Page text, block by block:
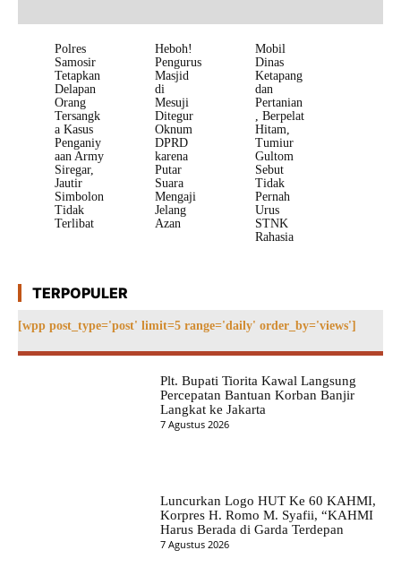
Polres
Samosir
Tetapkan
Delapan
Orang
Tersangk
a Kasus
Penganiy
aan Army
Siregar,
Jautir
Simbolon
Tidak
Terlibat
Heboh!
Pengurus
Masjid
di
Mesuji
Ditegur
Oknum
DPRD
karena
Putar
Suara
Mengaji
Jelang
Azan
Mobil
Dinas
Ketapang
dan
Pertanian
, Berpelat
Hitam,
Tumiur
Gultom
Sebut
Tidak
Pernah
Urus
STNK
Rahasia
TERPOPULER
[wpp post_type='post' limit=5 range='daily' order_by='views']
Plt. Bupati Tiorita Kawal Langsung
Percepatan Bantuan Korban Banjir
Langkat ke Jakarta
7 Agustus 2026
Luncurkan Logo HUT Ke 60 KAHMI,
Korpres H. Romo M. Syafii, “KAHMI
Harus Berada di Garda Terdepan
7 Agustus 2026